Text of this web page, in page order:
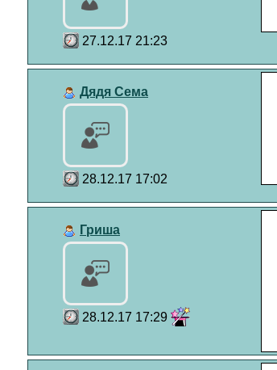
27.12.17 21:23
Дядя Сема
28.12.17 17:02
Гриша
28.12.17 17:29